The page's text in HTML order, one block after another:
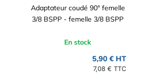
Adaptateur coudé 90° femelle
3/8 BSPP - femelle 3/8 BSPP
En stock
5,90 € HT
7,08 € TTC